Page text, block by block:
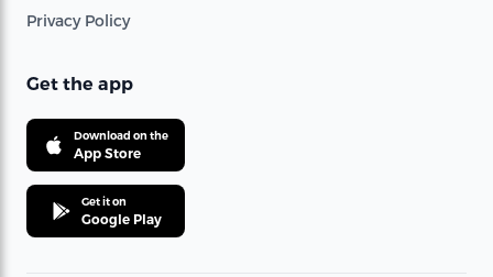
Privacy Policy
Get the app
Download on the
App Store
Get it on
Google Play